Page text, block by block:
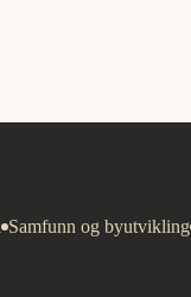
Samfunn og byutvikling